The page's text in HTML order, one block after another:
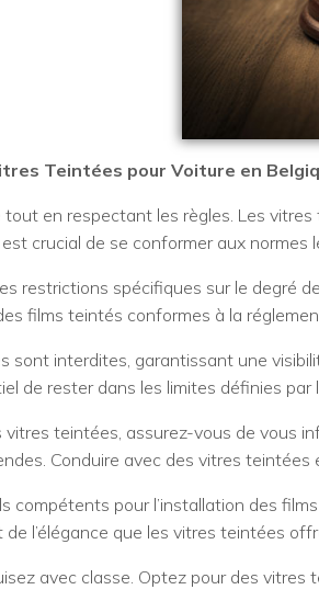
Teintées pour Voiture en
tout en respectant les règles. Les
crucial de se conformer aux normes
restrictions spécifiques sur le degré
films teintés conformes à la
sont interdites, garantissant une
de rester dans les limites définies par
teintées, assurez-vous de vous
Conduire avec des vitres
compétents pour l’installation des
l’élégance que les vitres teintées
avec classe. Optez pour des